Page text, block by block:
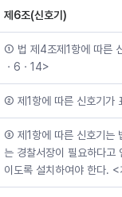
제6조(신호기)
① 법 제4조제1항에 따른
ㆍ6ㆍ14>
② 제1항에 따른 신호기가
③ 제1항에 따른 신호기는
는 경찰서장이 필요하다고
이도록 설치하여야 한다.